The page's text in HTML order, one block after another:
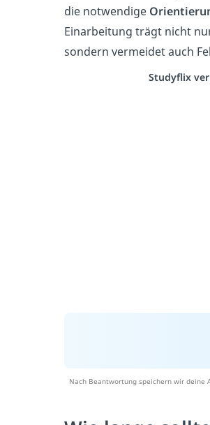
die notwendige
Einarbeitung trägt nicht
sondern vermeidet auch
Studyflix
Nach Beantwortung speichern wir deine